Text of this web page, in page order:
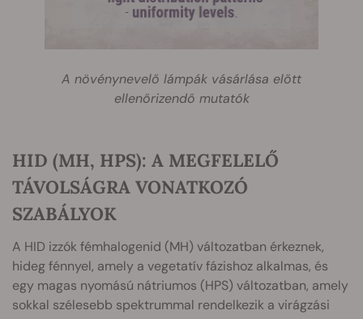
A növénynevelő lámpák vásárlása előtt
ellenőrizendő mutatók
HID (MH, HPS): A MEGFELELŐ
TÁVOLSÁGRA VONATKOZÓ
SZABÁLYOK
A HID izzók fémhalogenid (MH) változatban érkeznek,
hideg fénnyel, amely a vegetatív fázishoz alkalmas, és
egy magas nyomású nátriumos (HPS) változatban, amely
sokkal szélesebb spektrummal rendelkezik a virágzási